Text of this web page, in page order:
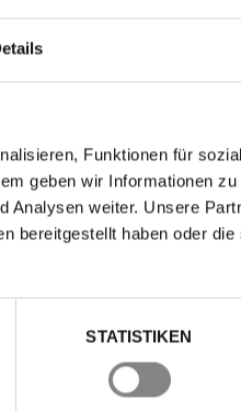
Funktionen für
geben wir Informationen
weiter. Unsere
bereitgestellt haben oder
STATISTIKEN